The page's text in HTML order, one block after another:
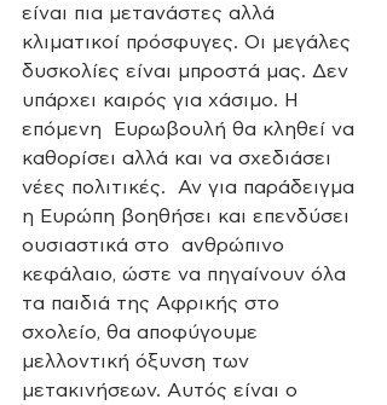
είναι πια μετανάστες αλλά
κλιματικοί πρόσφυγες. Οι μεγάλες
δυσκολίες είναι μπροστά μας. Δεν
υπάρχει καιρός για χάσιμο. Η
επόμενη  Ευρωβουλή θα κληθεί να
καθορίσει αλλά και να σχεδιάσει
νέες πολιτικές.  Αν για παράδειγμα
η Ευρώπη βοηθήσει και επενδύσει
ουσιαστικά στο  ανθρώπινο
κεφάλαιο, ώστε να πηγαίνουν όλα
τα παιδιά της Αφρικής στο
σχολείο, θα αποφύγουμε
μελλοντική όξυνση των
μετακινήσεων. Αυτός είναι ο